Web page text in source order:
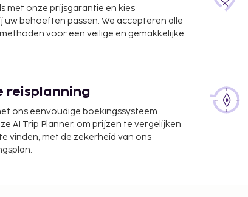
met onze prijsgarantie en kies
uw behoeften passen. We accepteren alle
voor een veilige en gemakkelijke
reisplanning
ons eenvoudige boekingssysteem.
AI Trip Planner, om prijzen te vergelijken
vinden, met de zekerheid van ons